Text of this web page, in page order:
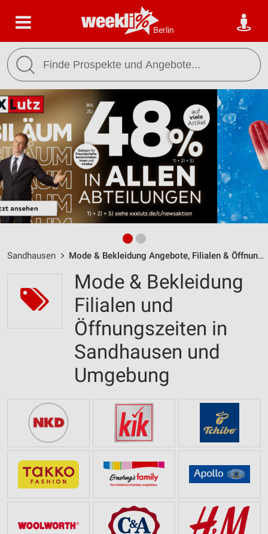
Berlin
Sandhausen Mode & Bekleidung Angebote, Filialen & Öffnungszeiten
Mode & Bekleidung
Filialen und
Öffnungszeiten in
Sandhausen und
Umgebung